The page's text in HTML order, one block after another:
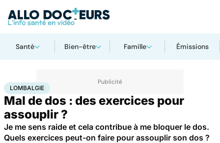
Santé Bien-être Famille Émissions
AccueilBien-être Lombalgie
LOMBALGIE
Mal de dos : des exercices pour
assouplir ?
Je me sens raide et cela contribue à me bloquer le dos.
Quels exercices peut-on faire pour assouplir son dos ?